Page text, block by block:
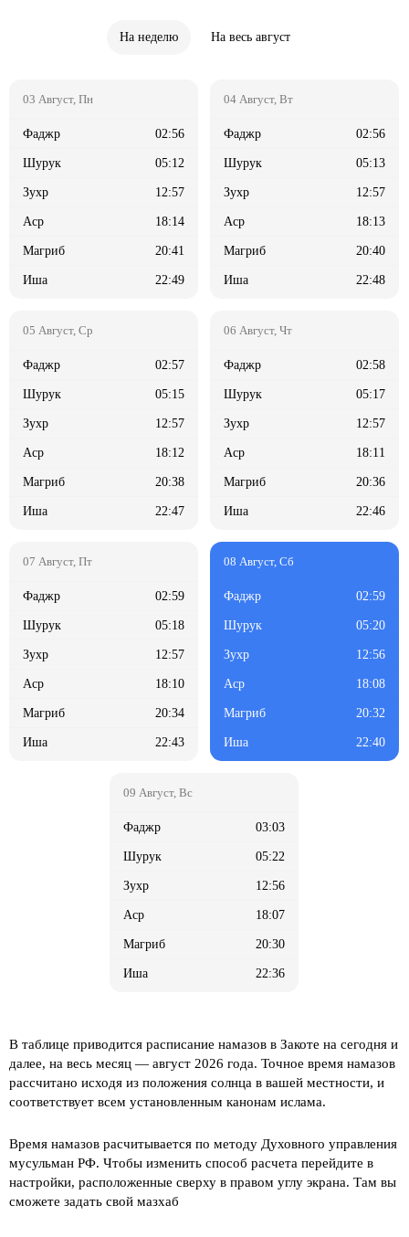
На неделю На весь август
02:56
05:12
12:57
18:14
20:41
22:49
02:56
05:13
12:57
18:13
20:40
22:48
02:57
05:15
12:57
18:12
20:38
22:47
02:58
05:17
12:57
18:11
20:36
22:46
02:59
05:18
12:57
18:10
20:34
22:43
02:59
05:20
12:56
18:08
20:32
22:40
03:03
05:22
12:56
18:07
20:30
22:36
В таблице приводится расписание намазов в Закоте на сегодня и
далее, на весь месяц — август 2026 года. Точное время намазов
рассчитано исходя из положения солнца в вашей местности, и
соответствует всем установленным канонам ислама.
Время намазов расчитывается по методу Духовного управления
мусульман РФ. Чтобы изменить способ расчета перейдите в
настройки, расположенные сверху в правом углу экрана. Там вы
сможете задать свой мазхаб